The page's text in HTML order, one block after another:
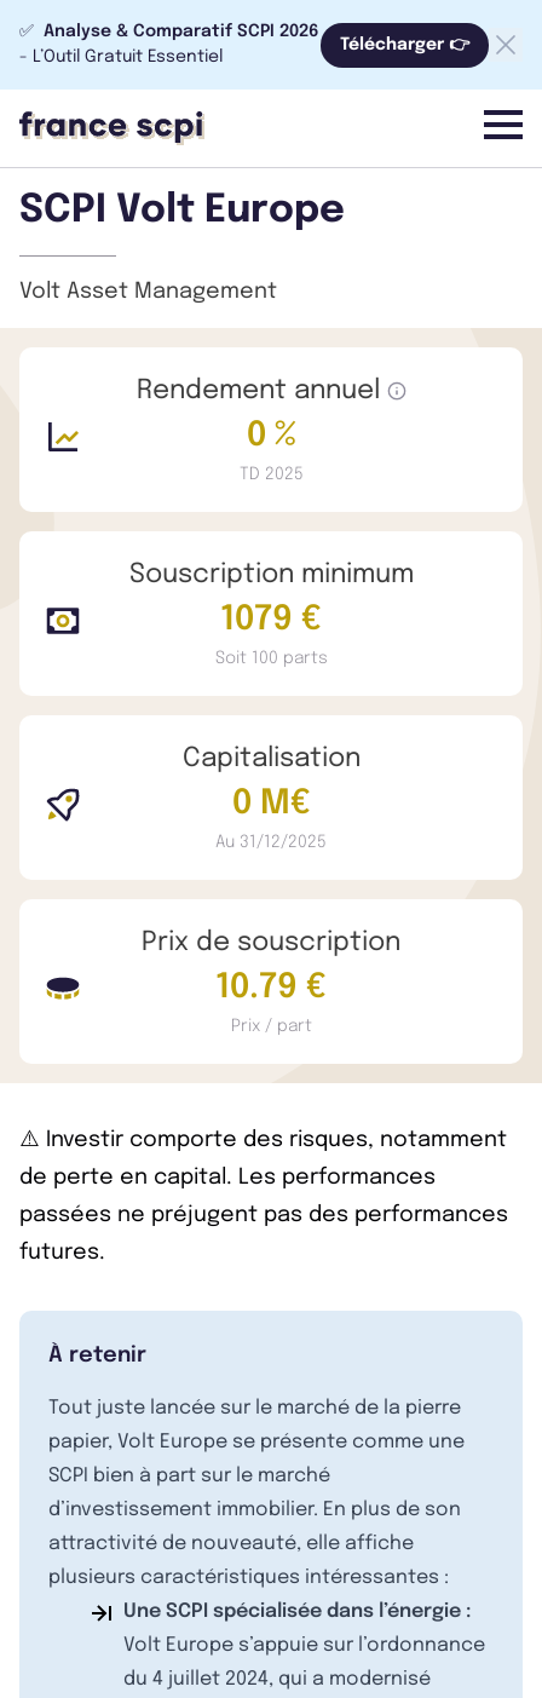
✅ Analyse & Comparatif SCPI 2026
- L’Outil Gratuit Essentiel
Télécharger 👉
menu
SCPI Volt Europe
Volt Asset Management
Rendement annuel
0 %
TD 2025
Souscription minimum
1079 €
Soit 100 parts
Capitalisation
0 M€
Au 31/12/2025
Prix de souscription
10.79 €
Prix / part
⚠️ Investir comporte des risques, notamment
de perte en capital. Les performances
passées ne préjugent pas des performances
futures.
À retenir
Tout juste lancée sur le marché de la pierre
papier, Volt Europe se présente comme une
SCPI bien à part sur le marché
d’investissement immobilier. En plus de son
attractivité de nouveauté, elle affiche
plusieurs caractéristiques intéressantes :
Une SCPI spécialisée dans l’énergie :
Volt Europe s’appuie sur l’ordonnance
du 4 juillet 2024, qui a modernisé